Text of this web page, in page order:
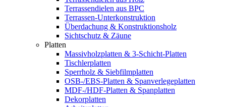
Terrassendielen aus BPC
Terrassen-Unterkonstruktion
Überdachung & Konstruktionsholz
Sichtschutz & Zäune
Platten
Massivholzplatten & 3-Schicht-Platten
Tischlerplatten
Sperrholz & Siebfilmplatten
OSB-/EBS-Platten & Spanverlegeplatten
MDF-/HDF-Platten & Spanplatten
Dekorplatten